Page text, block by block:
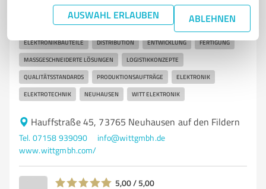
AUSWAHL ERLAUBEN ABLEHNEN
Anbieter von Elektronikbauteilen und
maßgeschneiderten Lösungen in Neuhausen
ELEKTRONIKBAUTEILE DISTRIBUTION ENTWICKLUNG FERTIGUNG
MASSGESCHNEIDERTE LÖSUNGEN LOGISTIKKONZEPTE
QUALITÄTSSTANDARDS PRODUKTIONSAUFTRÄGE ELEKTRONIK
ELEKTROTECHNIK NEUHAUSEN WITT ELEKTRONIK
Hauffstraße 45, 73765 Neuhausen auf den Fildern
Tel. 07158 939090
info@wittgmbh.de
www.wittgmbh.com/
5,00 / 5,00